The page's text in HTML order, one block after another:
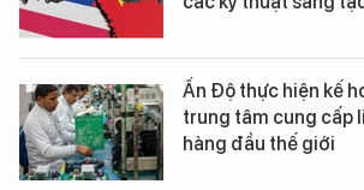
Ấn Độ thực hiện kế
trung tâm cung cấp
hàng đầu thế giới